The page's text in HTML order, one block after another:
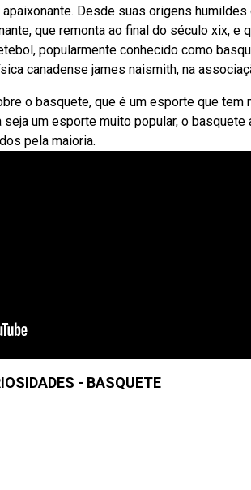
Desde suas origens
que remonta ao final do século xix, e
popularmente conhecido como
canadense james naismith, na
o basquete, que é um esporte que
um esporte muito popular, o basquete
pela maioria.
- BASQUETE